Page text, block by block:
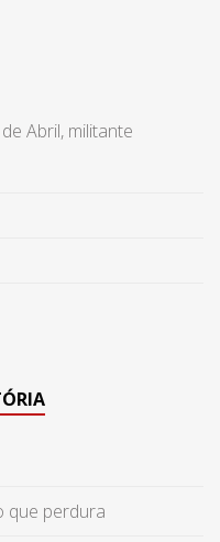
Abril, militante
que perdura